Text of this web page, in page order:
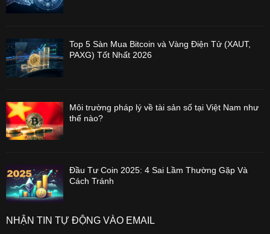
Top 5 Sàn Mua Bitcoin và Vàng Điện Tử (XAUT,
PAXG) Tốt Nhất 2026
Môi trường pháp lý về tài sản số tại Việt Nam như
thế nào?
Đầu Tư Coin 2025: 4 Sai Lầm Thường Gặp Và
Cách Tránh
NHẬN TIN TỰ ĐỘNG VÀO EMAIL